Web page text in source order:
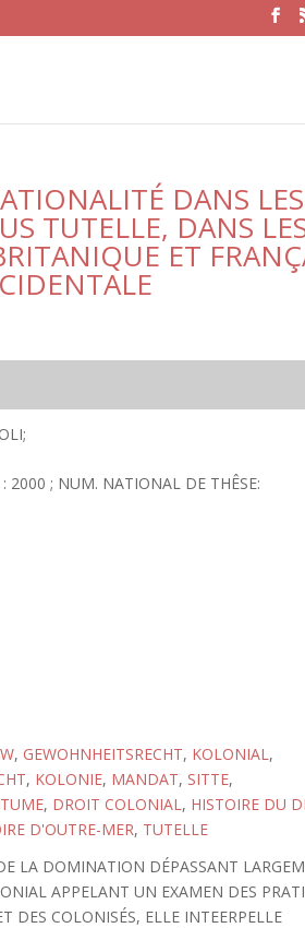
DANS LES
TUTELLE, DANS
ET
2000 ; NUM. NATIONAL DE THÊSE:
, GEWOHNHEITSRECHT, KOLONIAL,
, KOLONIE, MANDAT, SITTE,
, DROIT COLONIAL, HISTOIRE DU
D'OUTRE-MER, TUTELLE
LA DOMINATION DÉPASSANT
APPELANT UN EXAMEN DES
DES COLONISÉS, ELLE INTEERPELLE